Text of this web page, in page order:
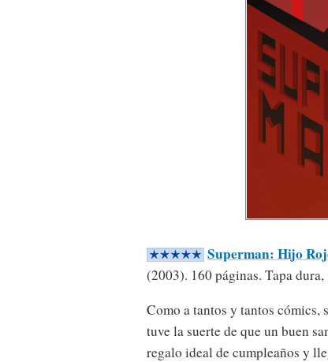
Superman: Hijo
(2003). 160 páginas. Tapa dura,
Como a tantos y tantos cómics,
tuve la suerte de que un buen
regalo ideal de cumpleaños y